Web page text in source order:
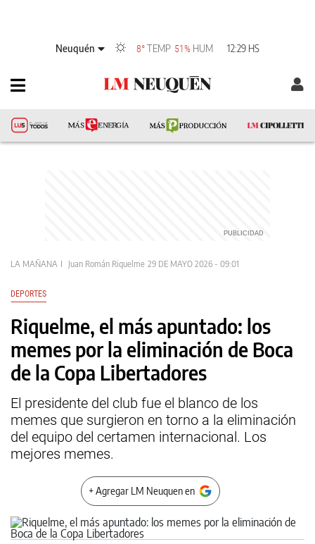
Neuquén 8°TEMP 51% HUM 12:29 HS
LA MAÑANA Juan Román Riquelme 29 DE MAYO 2026 - 09:01
DEPORTES
Riquelme, el más apuntado: los
memes por la eliminación de Boca
de la Copa Libertadores
El presidente del club fue el blanco de los
memes que surgieron en torno a la eliminación
del equipo del certamen internacional. Los
mejores memes.
+ Agregar LM Neuquen en